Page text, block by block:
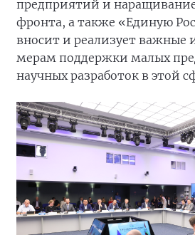
предприятий и
фронта, а также «Единую
вносит и реализует важные
мерам поддержки малых
научных разработок в этой